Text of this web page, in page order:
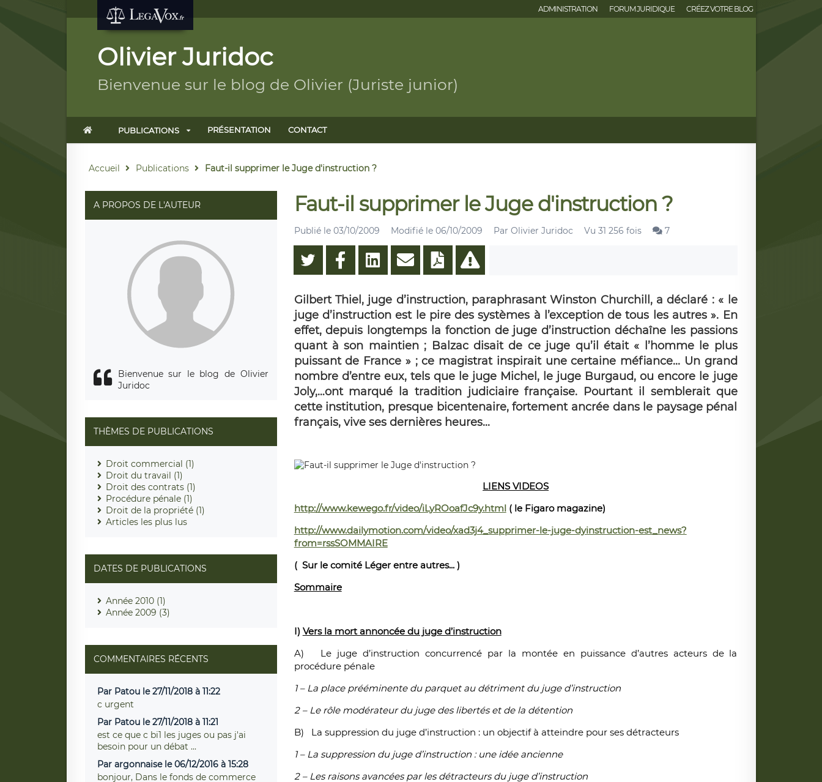
ADMINISTRATION FORUM JURIDIQUE CRÉEZ VOTRE BLOG
Olivier Juridoc
Bienvenue sur le blog de Olivier (Juriste junior)
PUBLICATIONS PRÉSENTATION CONTACT
Accueil Publications Faut-il supprimer le Juge d'instruction ?
Faut-il supprimer le Juge d'instruction ?
Publié le 03/10/2009 Modifié le 06/10/2009 Par Olivier Juridoc Vu 31 256 fois 7
Gilbert Thiel, juge d’instruction, paraphrasant Winston Churchill, a déclaré : « le
juge d’instruction est le pire des systèmes à l’exception de tous les autres ». En
effet, depuis longtemps la fonction de juge d’instruction déchaîne les passions
quant à son maintien ; Balzac disait de ce juge qu’il était « l’homme le plus
puissant de France » ; ce magistrat inspirait une certaine méfiance... Un grand
nombre d’entre eux, tels que le juge Michel, le juge Burgaud, ou encore le juge
Joly,…ont marqué la tradition judiciaire française. Pourtant il semblerait que
cette institution, presque bicentenaire, fortement ancrée dans le paysage pénal
français, vive ses dernières heures...
LIENS VIDEOS
http://www.kewego.fr/video/iLyROoafJc9y.html( le Figaro magazine)
http://www.dailymotion.com/video/xad3j4_supprimer-le-juge-dyinstruction-est_news?
from=rssSOMMAIRE
( Sur le comité Léger entre autres... )
Sommaire
I) Vers la mort annoncée du juge d’instruction
A) Le juge d’instruction concurrencé par la montée en puissance d’autres acteurs de la
procédure pénale
1 – La place prééminente du parquet au détriment du juge d’instruction
2 – Le rôle modérateur du juge des libertés et de la détention
B) La suppression du juge d’instruction : un objectif à atteindre pour ses détracteurs
1 – La suppression du juge d’instruction : une idée ancienne
2 – Les raisons avancées par les détracteurs du juge d’instruction
A PROPOS DE L'AUTEUR
Bienvenue sur le blog de Olivier
Juridoc
THÈMES DE PUBLICATIONS
Droit commercial (1)
Droit du travail (1)
Droit des contrats (1)
Procédure pénale (1)
Droit de la propriété (1)
Articles les plus lus
DATES DE PUBLICATIONS
Année 2010 (1)
Année 2009 (3)
COMMENTAIRES RÉCENTS
Par Patou le 27/11/2018 à 11:22
c urgent
Par Patou le 27/11/2018 à 11:21
est ce que c bi1 les juges ou pas j'ai
besoin pour un débat ...
Par argonnaise le 06/12/2016 à 15:28
bonjour, Dans le fonds de commerce